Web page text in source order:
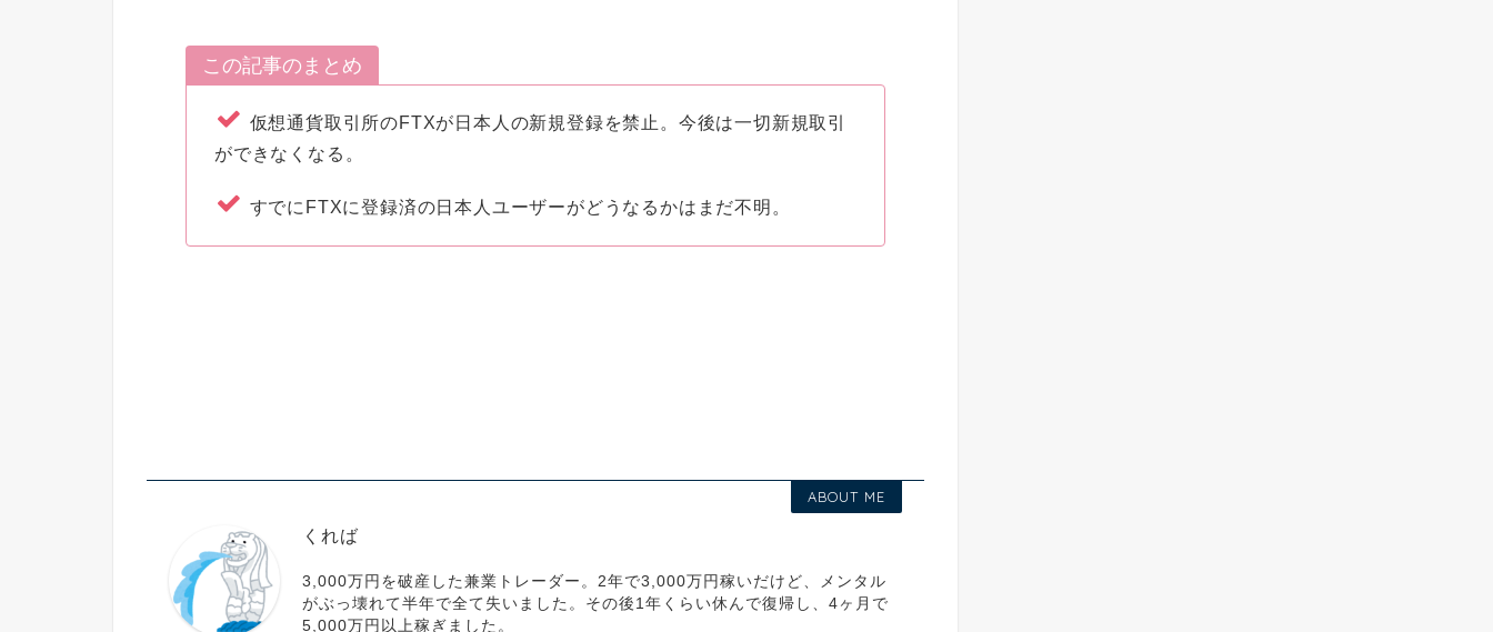
この記事のまとめ
仮想通貨取引所のFTXが日本人の新規登録を禁止。今後は一切新規取引
ができなくなる。
すでにFTXに登録済の日本人ユーザーがどうなるかはまだ不明。
ABOUT ME
くれば
3,000万円を破産した兼業トレーダー。2年で3,000万円稼いだけど、メンタル
がぶっ壊れて半年で全て失いました。その後1年くらい休んで復帰し、4ヶ月で
5,000万円以上稼ぎました。